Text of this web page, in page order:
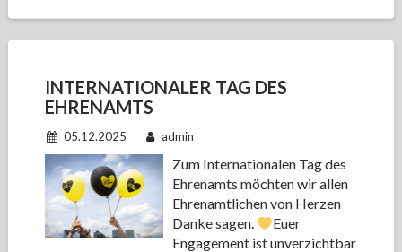
INTERNATIONALER TAG DES
EHRENAMTS
05.12.2025 admin
Zum Internationalen Tag des
Ehrenamts möchten wir allen
Ehrenamtlichen von Herzen
Danke sagen.
Euer
Engagement ist unverzichtbar